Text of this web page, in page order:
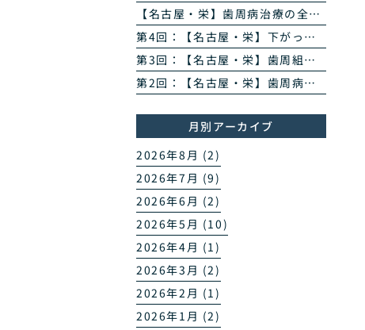
【名古屋・栄】歯周病治療の全4回まとめ｜検査から再生治療・歯肉退縮まで専門医が解説
第4回：【名古屋・栄】下がった歯ぐきは治る？ズッケリー法で歯肉退縮を改善する再生治療
第3回：【名古屋・栄】歯周組織再生治療とは？エムドゲイン・リグロスで歯を残す方法を専門医が解説
第2回：【名古屋・栄】歯周病のPCR菌検査とは？原因菌を見える化する4ステップを専門医が解説
月別アーカイブ
2026年8月 (2)
2026年7月 (9)
2026年6月 (2)
2026年5月 (10)
2026年4月 (1)
2026年3月 (2)
2026年2月 (1)
2026年1月 (2)